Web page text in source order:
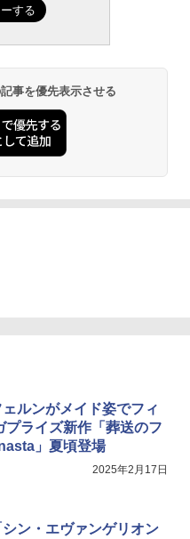
事を優先表示させる
ルンがメイド姿でフィ
プライズ新作「葬送のフ
」夏頃登場
2025年2月17日
ン・エヴァンゲリオン